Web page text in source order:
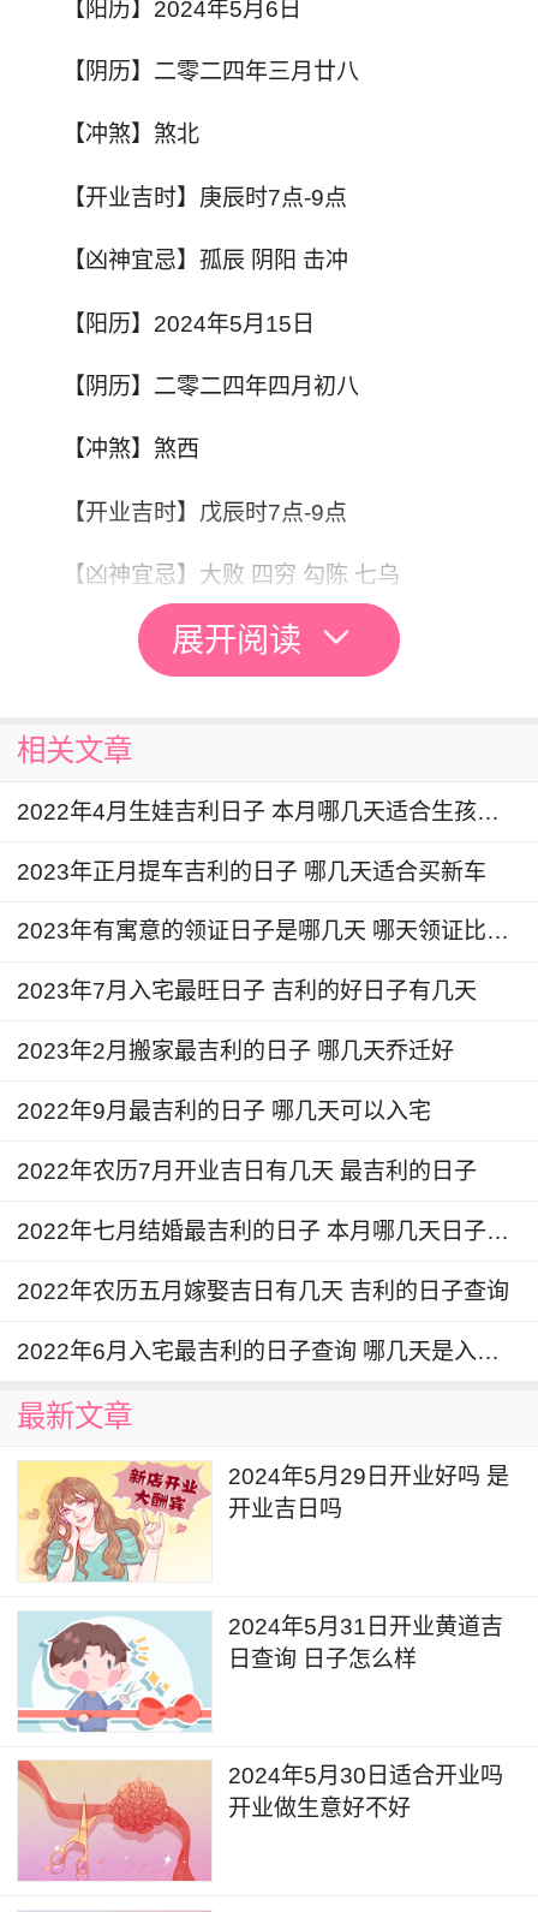
【阳历】2024年5月6日
【阴历】二零二四年三月廿八
【冲煞】煞北
【开业吉时】庚辰时7点-9点
【凶神宜忌】孤辰 阴阳 击冲
【阳历】2024年5月15日
【阴历】二零二四年四月初八
【冲煞】煞西
【开业吉时】戊辰时7点-9点
【凶神宜忌】大败 四穷 勾陈 七乌
【阳历】2024年5月16日
【冲煞】煞南
【开业吉时】癸未时13点-15点
【凶神宜忌】土府 招摇 却煞
煞 阴阳俱错
以上是开业吉日的黄历内容，仅供参考，具体
的好日子可根据八字，选择下方的【开业吉日】进
1. “七折八扣”也是一种很流行的折扣方式，这
种折扣方式就是以商品的类别作为折扣的分界点。
换言之，根据不同的商品定出七折八扣或是更低的
方式，也是折扣战的一种，很多商家都会采用的一
种折扣法子。
2. 如何才能取得商业谈判的成功？你必须在事
前尽可能多地搜集相关信息。例如，你的客户的需
要是什么?他们有什么选择?事先做好功课是必不
可少的，只有这样你才能够有机会成功。
展开阅读
相关文章
2022年4月生娃吉利日子 本月哪几天适合生孩子呢
2023年正月提车吉利的日子 哪几天适合买新车
2023年有寓意的领证日子是哪几天 哪天领证比较吉利
2023年7月入宅最旺日子 吉利的好日子有几天
2023年2月搬家最吉利的日子 哪几天乔迁好
2022年9月最吉利的日子 哪几天可以入宅
2022年农历7月开业吉日有几天 最吉利的日子
2022年七月结婚最吉利的日子 本月哪几天日子最好
2022年农历五月嫁娶吉日有几天 吉利的日子查询
2022年6月入宅最吉利的日子查询 哪几天是入宅吉日
最新文章
2024年5月29日开业好吗 是
开业吉日吗
2024年5月31日开业黄道吉
日查询 日子怎么样
2024年5月30日适合开业吗
开业做生意好不好